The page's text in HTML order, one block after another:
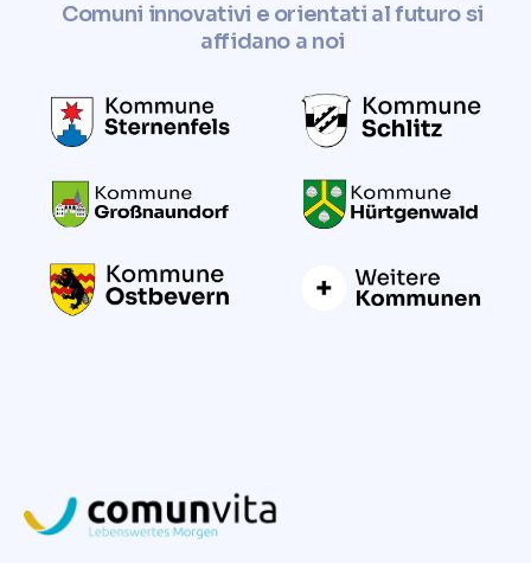
Comuni innovativi e orientati al futuro si
affidano a noi